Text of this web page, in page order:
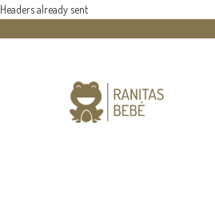
Headers already sent